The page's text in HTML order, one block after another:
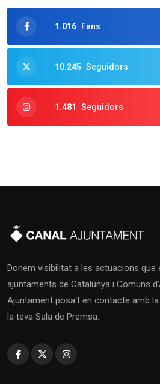
1.016 Fans
10.245 Seguidors
1.481 Seguidors
Donem visibilitat a les actuacions que
ajuntaments de Catalunya i Comuns
Ajuntament posa't en contacte amb
la teva Sala de Premsa.